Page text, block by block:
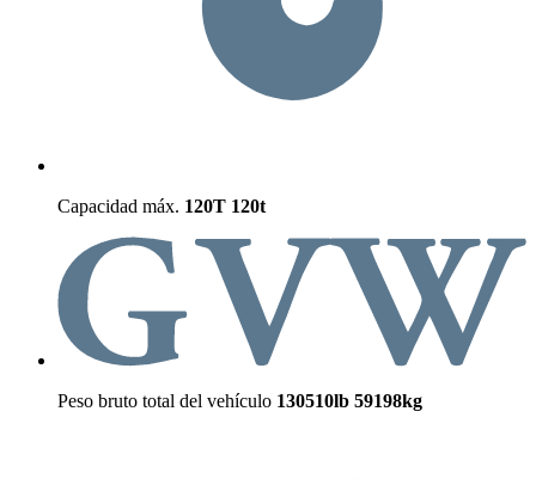
Capacidad máx. 120T 120t
Peso bruto total del vehículo 130510lb 59198kg